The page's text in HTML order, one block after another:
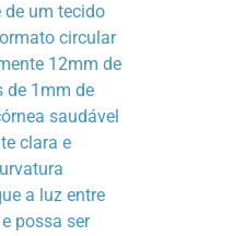
de um tecido
circular
12mm de
de 1mm de
saudável
clara e
a luz entre
possa ser